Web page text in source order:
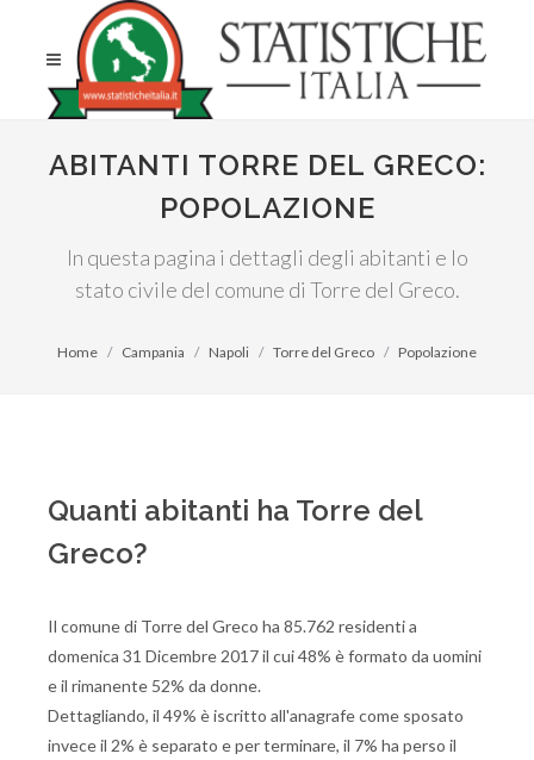
ABITANTI TORRE DEL GRECO:
POPOLAZIONE
In questa pagina i dettagli degli abitanti e lo
stato civile del comune di Torre del Greco.
Home Campania Napoli Torre del Greco Popolazione
Quanti abitanti ha Torre del
Greco?
Il comune di Torre del Greco ha 85.762 residenti a
domenica 31 Dicembre 2017 il cui 48% è formato da uomini
e il rimanente 52% da donne.
Dettagliando, il 49% è iscritto all'anagrafe come sposato
invece il 2% è separato e per terminare, il 7% ha perso il